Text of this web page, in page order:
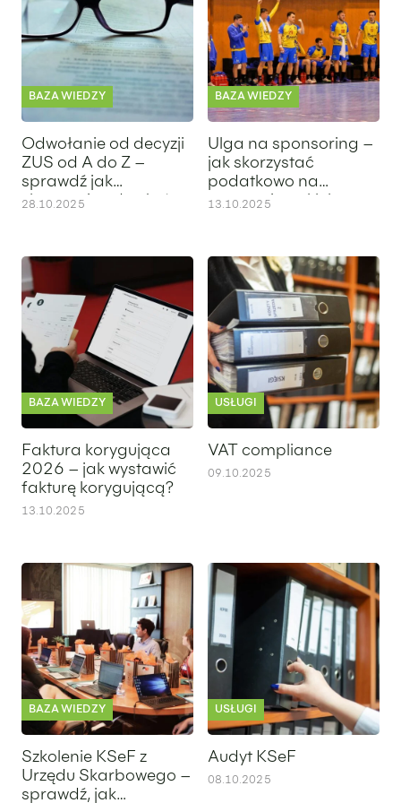
BAZA WIEDZY
Odwołanie od decyzji
ZUS od A do Z –
sprawdź jak
skutecznie odwołać
28.10.2025
BAZA WIEDZY
Ulga na sponsoring –
jak skorzystać
podatkowo na
sponsoringu klubu
13.10.2025
Faktura korygująca 2026 – jak wystawić fakturę
BAZA WIEDZY
Faktura korygująca
2026 – jak wystawić
fakturę korygującą?
13.10.2025
VAT compliance
USŁUGI
VAT compliance
09.10.2025
Szkolenie KSeF z Urzędu Skarbowego – sprawdź, jak
BAZA WIEDZY
Szkolenie KSeF z
Urzędu Skarbowego –
sprawdź, jak
Audyt KSeF
USŁUGI
Audyt KSeF
08.10.2025